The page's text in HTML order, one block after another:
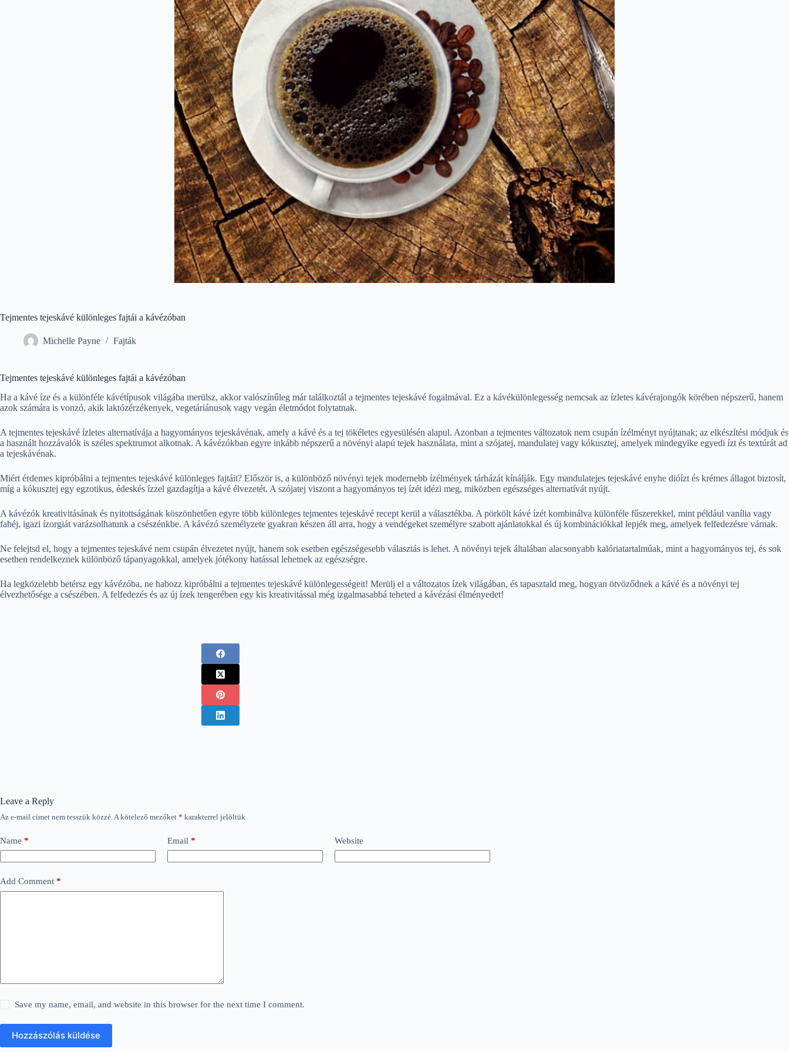
Tejmentes tejeskávé különleges fajtái a kávézóban
Michelle Payne Fajták
Tejmentes tejeskávé különleges fajtái a kávézóban
Ha a kávé íze és a különféle kávétípusok világába merülsz, akkor valószínűleg már találkoztál a tejmentes tejeskávé fogalmával. Ez a kávékülönlegesség nemcsak az ízletes kávérajongók körében népszerű, hanem
azok számára is vonzó, akik laktózérzékenyek, vegetáriánusok vagy vegán életmódot folytatnak.
A tejmentes tejeskávé ízletes alternatívája a hagyományos tejeskávénak, amely a kávé és a tej tökéletes egyesülésén alapul. Azonban a tejmentes változatok nem csupán ízélményt nyújtanak; az elkészítési módjuk és
a használt hozzávalók is széles spektrumot alkotnak. A kávézókban egyre inkább népszerű a növényi alapú tejek használata, mint a szójatej, mandulatej vagy kókusztej, amelyek mindegyike egyedi ízt és textúrát ad
a tejeskávénak.
Miért érdemes kipróbálni a tejmentes tejeskávé különleges fajtáit? Először is, a különböző növényi tejek modernebb ízélmények tárházát kínálják. Egy mandulatejes tejeskávé enyhe dióízt és krémes állagot biztosít,
míg a kókusztej egy egzotikus, édeskés ízzel gazdagítja a kávé élvezetét. A szójatej viszont a hagyományos tej ízét idézi meg, miközben egészséges alternatívát nyújt.
A kávézók kreativitásának és nyitottságának köszönhetően egyre több különleges tejmentes tejeskávé recept kerül a választékba. A pörkölt kávé ízét kombinálva különféle fűszerekkel, mint például vanília vagy
fahéj, igazi ízorgiát varázsolhatunk a csészénkbe. A kávézó személyzete gyakran készen áll arra, hogy a vendégeket személyre szabott ajánlatokkal és új kombinációkkal lepjék meg, amelyek felfedezésre várnak.
Ne felejtsd el, hogy a tejmentes tejeskávé nem csupán élvezetet nyújt, hanem sok esetben egészségesebb választás is lehet. A növényi tejek általában alacsonyabb kalóriatartalmúak, mint a hagyományos tej, és sok
esetben rendelkeznek különböző tápanyagokkal, amelyek jótékony hatással lehetnek az egészségre.
Ha legközelebb betérsz egy kávézóba, ne habozz kipróbálni a tejmentes tejeskávé különlegességeit! Merülj el a változatos ízek világában, és tapasztald meg, hogyan ötvöződnek a kávé és a növényi tej
élvezhetősége a csészében. A felfedezés és az új ízek tengerében egy kis kreativitással még izgalmasabbá teheted a kávézási élményedet!
Leave a Reply
Az e-mail címet nem tesszük közzé. A kötelező mezőket * karakterrel jelöltük
Name * Email * Website
Add Comment *
Save my name, email, and website in this browser for the next time I comment.
Hozzászólás küldése